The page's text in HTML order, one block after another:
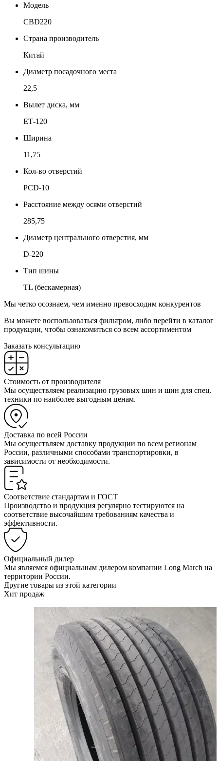
Модель
CBD220
Страна производитель
Китай
Диаметр посадочного места
22,5
Вылет диска, мм
ЕТ-120
Ширина
11,75
Кол-во отверстий
PCD-10
Расстояние между осями отверстий
285,75
Диаметр центрального отверстия, мм
D-220
Тип шины
TL (бескамерная)
Мы четко осознаем, чем именно превосходим конкурентов
Вы можете воспользоваться фильтром, либо перейти в каталог
продукции, чтобы ознакомиться со всем ассортиментом
Заказать консультацию
Стоимость от производителя
Мы осуществляем реализацию грузовых шин и шин для спец.
техники по наиболее выгодным ценам.
Доставка по всей России
Мы осуществляем доставку продукции по всем регионам
России, различными способами транспортировки, в
зависимости от необходимости.
Соответствие стандартам и ГОСТ
Производство и продукция регулярно тестируются на
соответствие высочайшим требованиям качества и
эффективности.
Официальный дилер
Мы являемся официальным дилером компании Long March на
территории России.
Другие товары из этой категории
Хит продаж